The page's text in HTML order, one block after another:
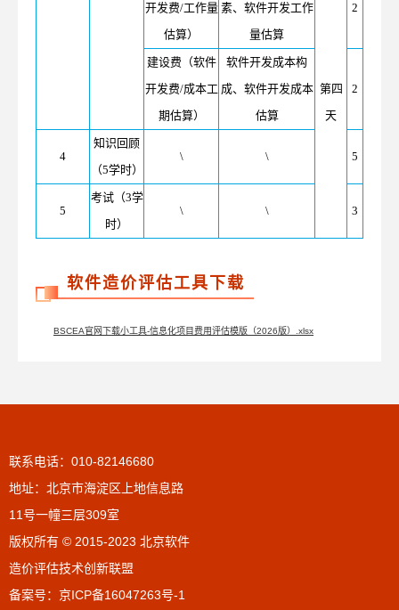
开发费/工作量
估算）
素、软件开发工作
量估算
第四
天
2
建设费（软件
开发费/成本工
期估算）
软件开发成本构
成、软件开发成本
估算
2
4
知识回顾
（5学时）
\ \ 5
5
考试（3学
时）
\ \ 3
软件造价评估工具下载
BSCEA官网下载小工具-信息化项目费用评估模版（2026版）.xlsx
联系电话：010-82146680
地址：北京市海淀区上地信息路
11号一幢三层309室
版权所有 © 2015-2023 北京软件
造价评估技术创新联盟
备案号： 京ICP备16047263号-1